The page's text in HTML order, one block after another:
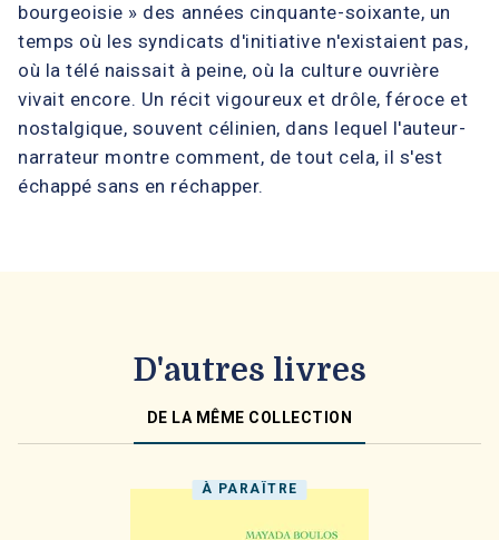
bourgeoisie » des années cinquante-soixante, un
temps où les syndicats d'initiative n'existaient pas,
où la télé naissait à peine, où la culture ouvrière
vivait encore. Un récit vigoureux et drôle, féroce et
nostalgique, souvent célinien, dans lequel l'auteur-
narrateur montre comment, de tout cela, il s'est
échappé sans en réchapper.
D'autres livres
DE LA MÊME COLLECTION
À PARAÎTRE